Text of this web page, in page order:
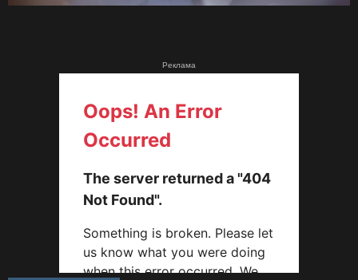
Реклама